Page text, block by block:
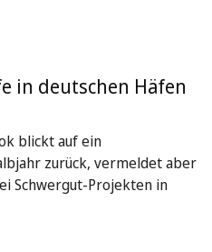
in deutschen Häfen
blickt auf ein
zurück, vermeldet aber
Schwergut-Projekten in